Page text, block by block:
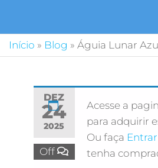
Início » Blog » Águia Lunar Azul
DEZ
24
2025
Off
Acesse a
para adquirir
Ou faça Entrar
tenha